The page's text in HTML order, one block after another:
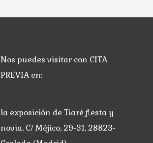
Nos puedes visitar con CITA
PREVIA en:
la exposición de Tiaré fiesta y
novia, C/ Méjico, 29-31, 28823-